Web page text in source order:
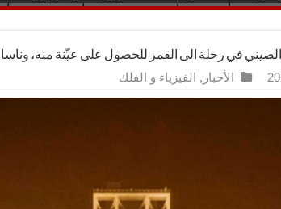
الأخبار , الفيزياء و الفلك